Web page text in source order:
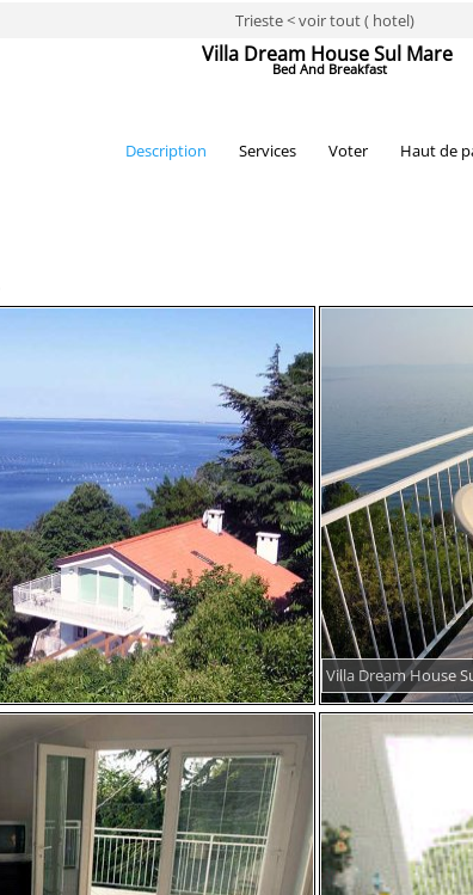
Trieste < voir tout ( hotel)
Villa Dream House Sul Mare
Bed And Breakfast
Description Services Voter Haut de
Villa Dream House